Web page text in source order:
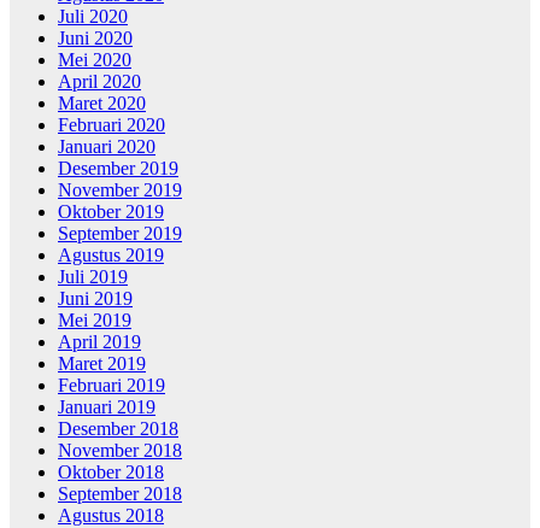
Juli 2020
Juni 2020
Mei 2020
April 2020
Maret 2020
Februari 2020
Januari 2020
Desember 2019
November 2019
Oktober 2019
September 2019
Agustus 2019
Juli 2019
Juni 2019
Mei 2019
April 2019
Maret 2019
Februari 2019
Januari 2019
Desember 2018
November 2018
Oktober 2018
September 2018
Agustus 2018